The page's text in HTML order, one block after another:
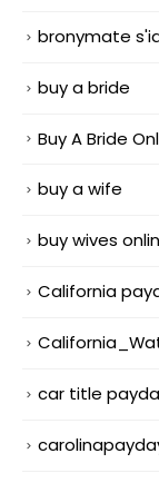
bronymate
buy a bride
Buy A Bride
buy a wife
buy wives
California
car title